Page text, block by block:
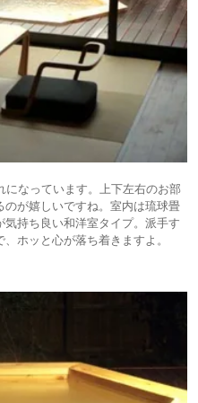
になっています。上下左右のお部
が嬉しいですね。室内は琉球畳
持ち良い和洋室タイプ。派手す
ホッと心が落ち着きますよ。